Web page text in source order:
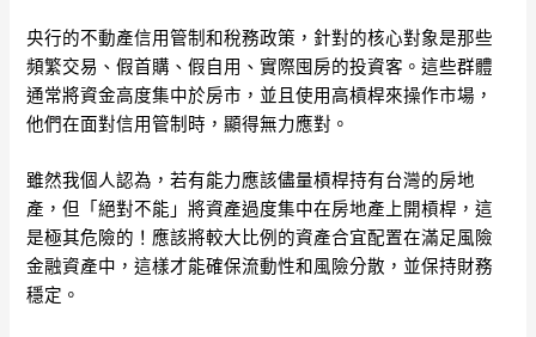
央行的不動產信用管制和稅務政策，針對的核心對象是那些
頻繁交易、假首購、假自用、實際囤房的投資客。這些群體
通常將資金高度集中於房市，並且使用高槓桿來操作市場，
他們在面對信用管制時，顯得無力應對。
雖然我個人認為，若有能力應該儘量槓桿持有台灣的房地
產，但「絕對不能」將資產過度集中在房地產上開槓桿，這
是極其危險的！應該將較大比例的資產合宜配置在滿足風險
金融資產中，這樣才能確保流動性和風險分散，並保持財務
穩定。